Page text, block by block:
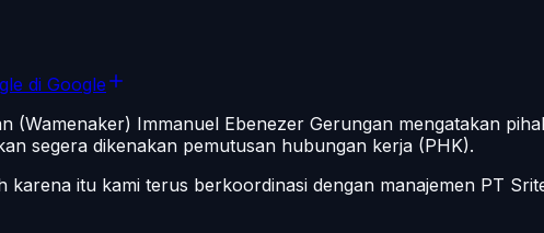
di Google
(Wamenaker) Immanuel Ebenezer Gerungan mengatakan
segera dikenakan pemutusan hubungan kerja (PHK).
itu kami terus berkoordinasi dengan manajemen PT